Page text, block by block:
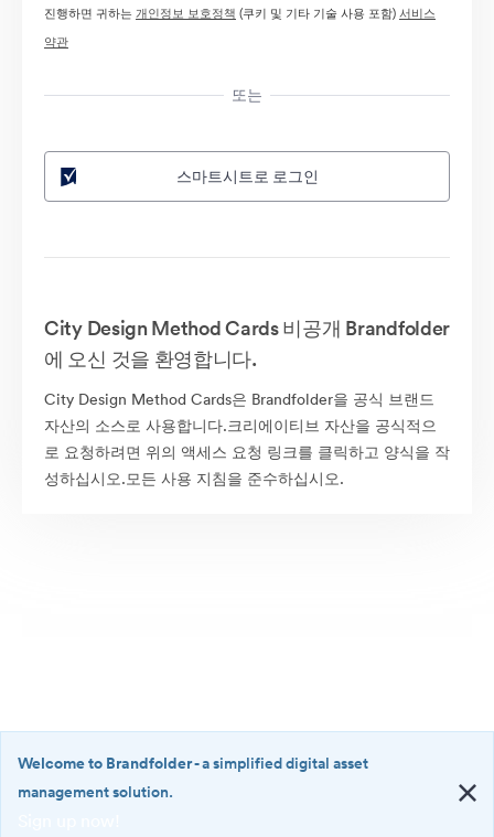
진행하면 귀하는개인정보 보호정책 (쿠키 및 기타 기술 사용 포함)서비스
약관
또는
스마트시트로 로그인
City Design Method Cards 비공개 Brandfolder
에 오신 것을 환영합니다.
City Design Method Cards은 Brandfolder을 공식 브랜드
자산의 소스로 사용합니다.크리에이티브 자산을 공식적으
로 요청하려면 위의 액세스 요청 링크를 클릭하고 양식을 작
성하십시오.모든 사용 지침을 준수하십시오.
Welcome to Brandfolder- a simplified digital asset
management solution.